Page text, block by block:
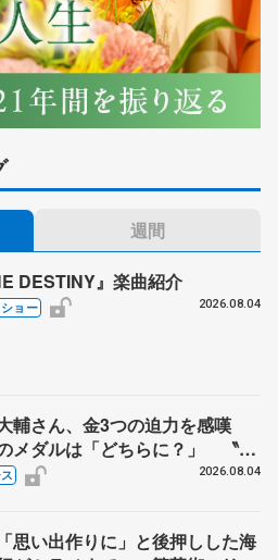
週間
DESTINY』楽曲紹介
ョー 2026.08.04
輔さん、金3つの迫力を感嘆
メダルは「どちらに？」 〝リ
〟オリンピック3連覇の野村忠
2026.08.04
思い出作りに」と後押しした海